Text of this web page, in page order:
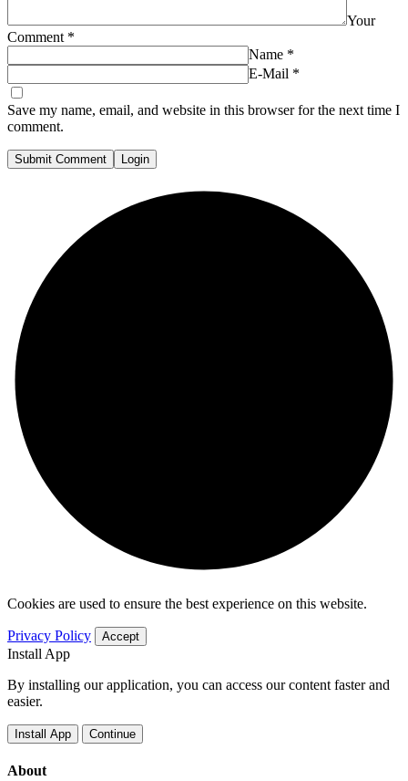
Your
Comment *
Name *
E-Mail *
Save my name, email, and website in this browser for the next time I
comment.
Submit Comment Login
Cookies are used to ensure the best experience on this website.
Privacy Policy Accept
Install App
By installing our application, you can access our content faster and
easier.
Install App Continue
About